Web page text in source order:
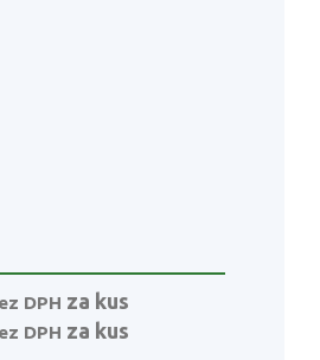
DPH za kus
DPH za kus